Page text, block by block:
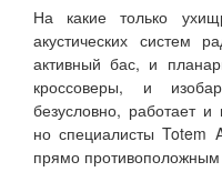
На какие только
акустических систем
активный бас, и
кроссоверы, и
безусловно, работает
но специалисты Totem
прямо